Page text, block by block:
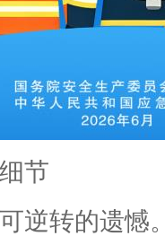
节
逆转的遗憾